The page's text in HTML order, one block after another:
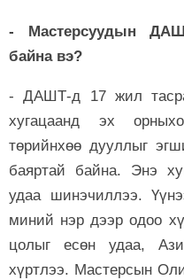
- Мастерсуудын
байна вэ?
- ДАШТ-д 17 жил
хугацаанд эх
төрийнхөө дууллыг
баяртай байна. Энэ
удаа шинэчиллээ.
миний нэр дээр одоо
цолыг есөн удаа,
хүртлээ. Мастерсын